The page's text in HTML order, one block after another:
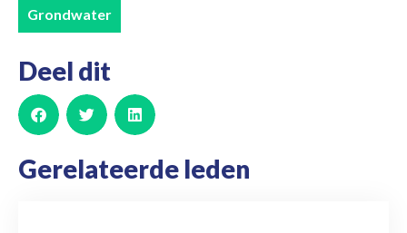
Grondwater
Deel dit
Gerelateerde leden